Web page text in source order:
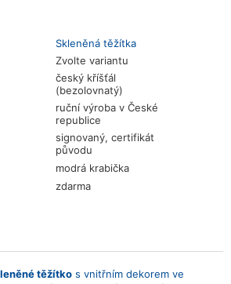
Skleněná těžítka
Zvolte variantu
český kříšťál
(bezolovnatý)
ruční výroba v České
republice
signovaný, certifikát
původu
modrá krabička
zdarma
těžítko s vnitřním dekorem ve